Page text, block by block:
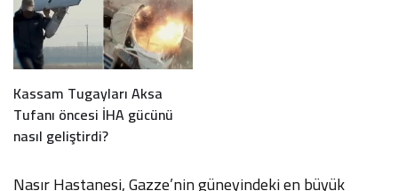
Kassam Tugayları Aksa
Tufanı öncesi İHA gücünü
nasıl geliştirdi?
Nasır Hastanesi, Gazze’nin güneyindeki en büyük